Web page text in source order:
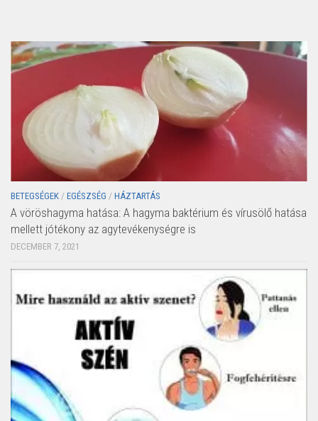
BETEGSÉGEK / EGÉSZSÉG / HÁZTARTÁS
A vöröshagyma hatása: A hagyma baktérium és vírusölő hatása
mellett jótékony az agytevékenységre is
DECEMBER 7, 2021